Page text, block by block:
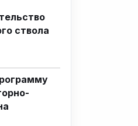
ствола